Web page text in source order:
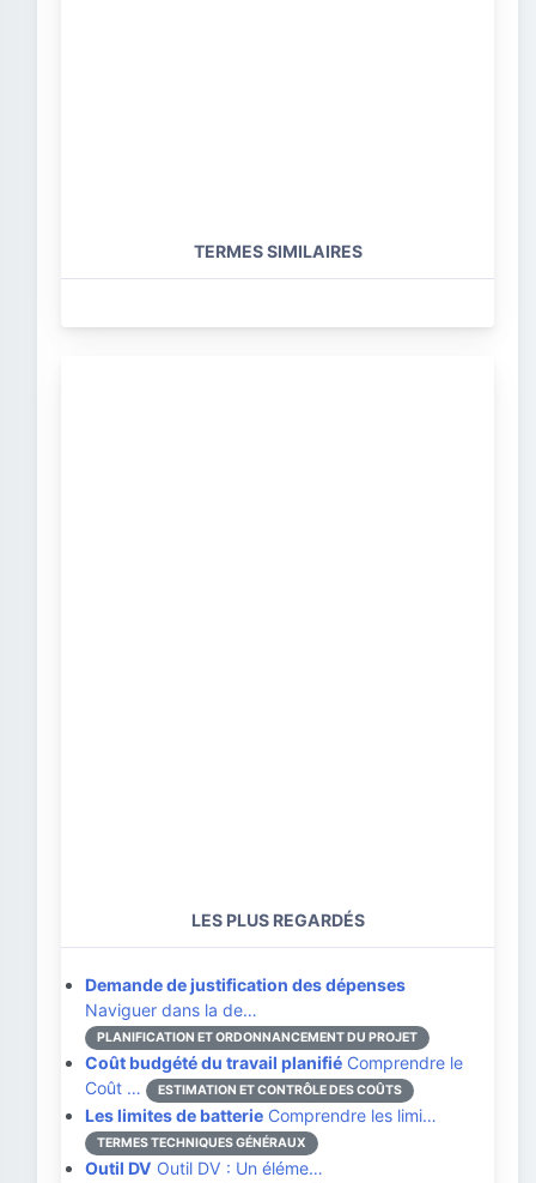
TERMES SIMILAIRES
LES PLUS REGARDÉS
Demande de justification des dépenses
Naviguer dans la de…
PLANIFICATION ET ORDONNANCEMENT DU PROJET
Coût budgété du travail planifié Comprendre le
Coût …
ESTIMATION ET CONTRÔLE DES COÛTS
Les limites de batterie Comprendre les limi…
TERMES TECHNIQUES GÉNÉRAUX
Outil DV Outil DV : Un éléme…